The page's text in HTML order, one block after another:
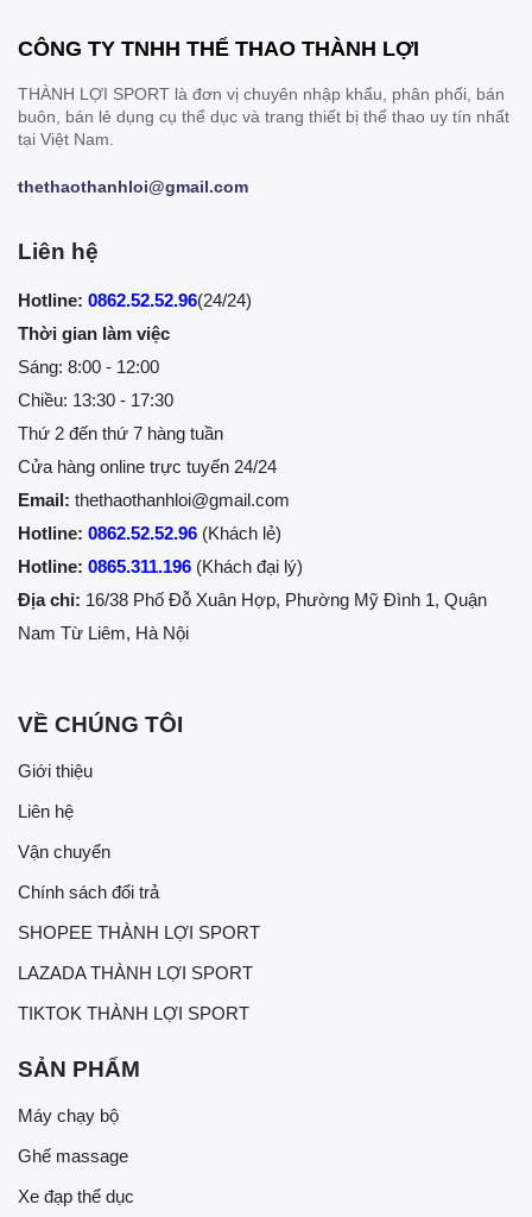
CÔNG TY TNHH THỂ THAO THÀNH LỢI
THÀNH LỢI SPORT là đơn vị chuyên nhập khẩu, phân phối, bán
buôn, bán lẻ dụng cụ thể dục và trang thiết bị thể thao uy tín nhất
tại Việt Nam.
thethaothanhloi@gmail.com
Liên hệ
Hotline: 0862.52.52.96(24/24)
Thời gian làm việc
Sáng: 8:00 - 12:00
Chiều: 13:30 - 17:30
Thứ 2 đến thứ 7 hàng tuần
Cửa hàng online trực tuyến 24/24
Email: thethaothanhloi@gmail.com
Hotline: 0862.52.52.96 (Khách lẻ)
Hotline: 0865.311.196 (Khách đại lý)
Địa chỉ: 16/38 Phố Đỗ Xuân Hợp, Phường Mỹ Đình 1, Quận
Nam Từ Liêm, Hà Nội
VỀ CHÚNG TÔI
Giới thiệu
Liên hệ
Vận chuyển
Chính sách đổi trả
SHOPEE THÀNH LỢI SPORT
LAZADA THÀNH LỢI SPORT
TIKTOK THÀNH LỢI SPORT
SẢN PHẨM
Máy chạy bộ
Ghế massage
Xe đạp thể dục